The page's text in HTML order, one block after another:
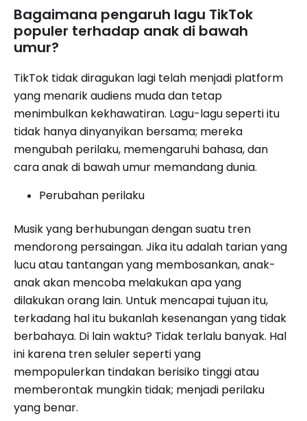
Bagaimana pengaruh lagu TikTok
populer terhadap anak di bawah
umur?
TikTok tidak diragukan lagi telah menjadi platform
yang menarik audiens muda dan tetap
menimbulkan kekhawatiran. Lagu-lagu seperti itu
tidak hanya dinyanyikan bersama; mereka
mengubah perilaku, memengaruhi bahasa, dan
cara anak di bawah umur memandang dunia.
Perubahan perilaku
Musik yang berhubungan dengan suatu tren
mendorong persaingan. Jika itu adalah tarian yang
lucu atau tantangan yang membosankan, anak-
anak akan mencoba melakukan apa yang
dilakukan orang lain. Untuk mencapai tujuan itu,
terkadang hal itu bukanlah kesenangan yang tidak
berbahaya. Di lain waktu? Tidak terlalu banyak. Hal
ini karena tren seluler seperti yang
mempopulerkan tindakan berisiko tinggi atau
memberontak mungkin tidak; menjadi perilaku
yang benar.